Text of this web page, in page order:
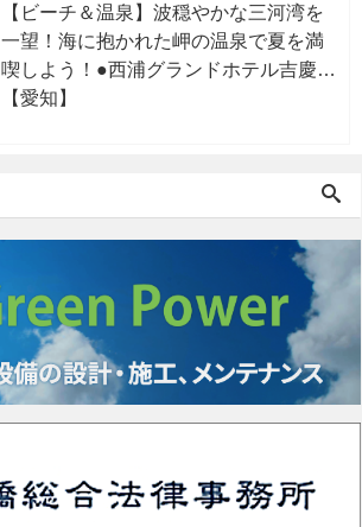
【ビーチ＆温泉】波穏やかな三河湾を
一望！海に抱かれた岬の温泉で夏を満
喫しよう！●西浦グランドホテル吉慶
【愛知】